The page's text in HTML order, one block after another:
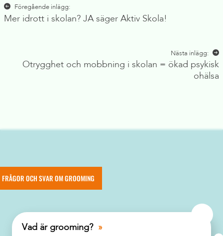
Inläggsnavigering
Föregående inlägg:
Mer idrott i skolan? JA säger Aktiv Skola!
Nästa inlägg:
Otrygghet och mobbning i skolan = ökad psykisk
ohälsa
FRÅGOR OCH SVAR OM GROOMING
Vad är grooming?